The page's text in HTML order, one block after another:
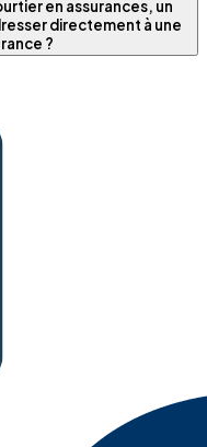
en assurances, un
directement à une
?